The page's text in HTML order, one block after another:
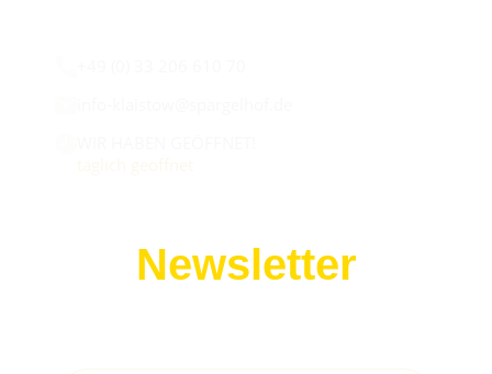
Newsletter